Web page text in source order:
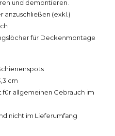
und demontieren.
anzuschließen (exkl.)
für Deckenmontage
cm
allgemeinen Gebrauch im
nicht im Lieferumfang